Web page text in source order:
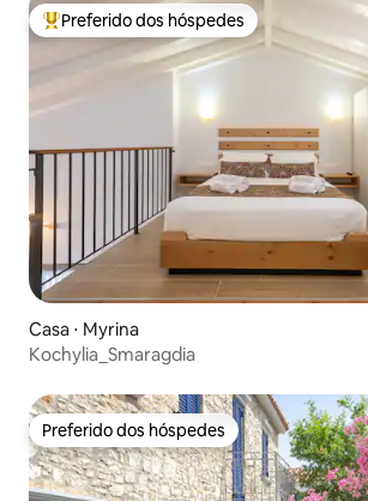
Entre os melhores preferidos dos hóspedes
Preferido dos hóspedes
Casa ⋅ Myrina
Kochylia_Smaragdia
Preferido dos hóspedes
Preferido dos hóspedes